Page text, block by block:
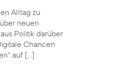
Alltag zu
neuen
Politik darüber
Chancen
auf […]